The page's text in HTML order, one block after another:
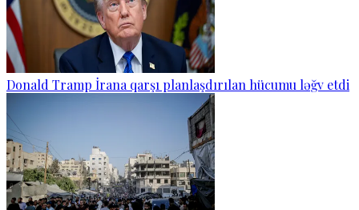
Donald Tramp İrana qarşı planlaşdırılan hücumu ləğv etdi